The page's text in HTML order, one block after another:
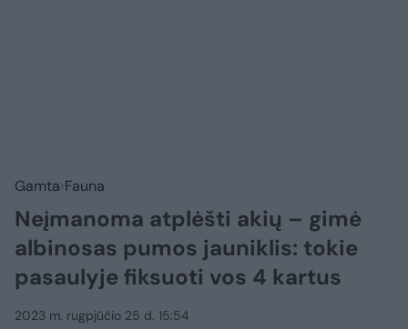
Gamta Fauna
Neįmanoma atplėšti akių – gimė
albinosas pumos jauniklis: tokie
pasaulyje fiksuoti vos 4 kartus
2023 m. rugpjūčio 25 d. 15:54